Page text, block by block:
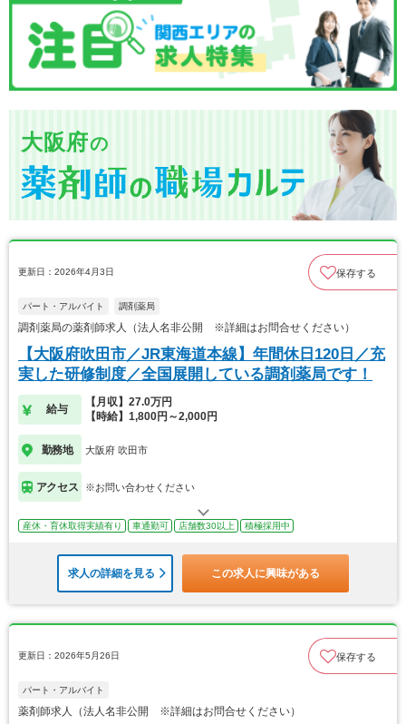
大阪府の
更新日：2026年4月3日 保存する
パート・アルバイト 調剤薬局
調剤薬局の薬剤師求人（法人名非公開 ※詳細はお問合せください）
【大阪府吹田市／JR東海道本線】年間休日120日／充
実した研修制度／全国展開している調剤薬局です！
給与
【月収】27.0万円
【時給】1,800円～2,000円
勤務地 大阪府 吹田市
アクセス ※お問い合わせください
産休・育休取得実績有り 車通勤可 店舗数30以上 積極採用中
求人の詳細を見る この求人に興味がある
更新日：2026年5月26日 保存する
パート・アルバイト
薬剤師求人（法人名非公開 ※詳細はお問合せください）